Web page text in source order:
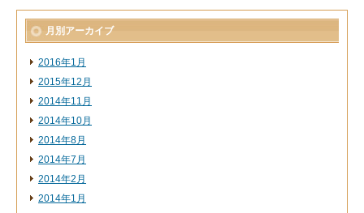
月別アーカイブ
2016年1月
2015年12月
2014年11月
2014年10月
2014年8月
2014年7月
2014年2月
2014年1月